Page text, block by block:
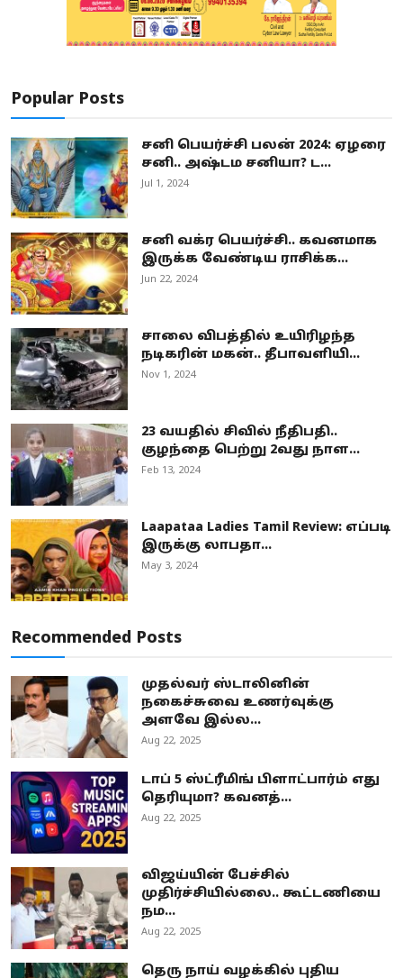
Popular Posts
சனி பெயர்ச்சி பலன் 2024: ஏழரை
சனி.. அஷ்டம சனியா? ட...
Jul 1, 2024
சனி வக்ர பெயர்ச்சி.. கவனமாக
இருக்க வேண்டிய ராசிக்க...
Jun 22, 2024
சாலை விபத்தில் உயிரிழந்த
நடிகரின் மகன்.. தீபாவளியி...
Nov 1, 2024
23 வயதில் சிவில் நீதிபதி..
குழந்தை பெற்று 2வது நாள...
Feb 13, 2024
Laapataa Ladies Tamil Review: எப்படி
இருக்கு லாபதா...
May 3, 2024
Recommended Posts
முதல்வர் ஸ்டாலினின்
நகைச்சுவை உணர்வுக்கு
அளவே இல்ல...
Aug 22, 2025
டாப் 5 ஸ்ட்ரீமிங் பிளாட்பார்ம் எது
தெரியுமா? கவனத்...
Aug 22, 2025
விஜய்யின் பேச்சில்
முதிர்ச்சியில்லை.. கூட்டணியை
நம...
Aug 22, 2025
தெரு நாய் வழக்கில் புதிய